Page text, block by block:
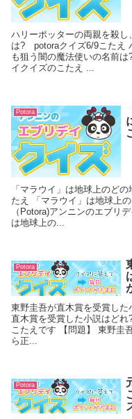
ハリーポッターの両親を殺
は? potoraクイズ6/9こたえ
も狙う闇の魔法使いの名前
イクイズのこたえ ...
Potora
「マラウイ」は地球上のど
たえ 「マラウイ」は地球上
（Potora)アンニンのエブリ
は地球上の...
Potora
東野圭吾が直木賞を受賞し
直木賞を受賞した小説はど
こたえです 【問題】 東野圭
ら正...
Potora